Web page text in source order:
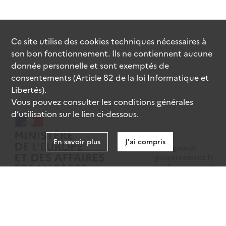
data.gouv.fr
legifrance.gouv.fr
Ce site utilise descookiestechniques nécessaires à
son bon fonctionnement. Ils ne contiennent aucune
donnée personnelle et sont exemptés de
consentements (Article 82 de la loi Informatique et
Libertés).
Vous pouvez consulter les conditions générales
d’utilisation sur le lien ci-dessous.
En savoir plus J'ai compris